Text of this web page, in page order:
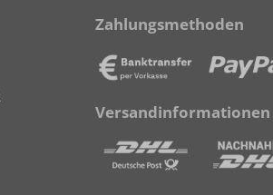
Zahlungsmethoden
Versandinformationen